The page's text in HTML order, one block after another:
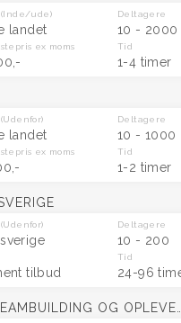
(Inde/ude)
landet
Deltagere
10 - 2000
ex moms Tid
1-4 timer
(Udenfor)
landet
Deltagere
10 - 1000
ex moms Tid
1-2 timer
(Udenfor) Deltagere
10 - 200
tilbud
Tid
24-96